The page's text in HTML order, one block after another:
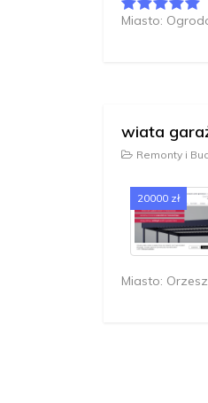
Miasto:
wiata
Remonty i
20000 zł
Miasto: